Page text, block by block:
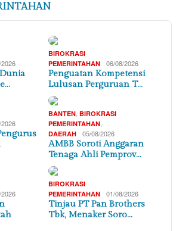
BIROKRASI
PEMERINTAHAN
06/08/2026
Penguatan Kompetensi
Lulusan Perguruan T…
BANTEN BIROKRASI
PEMERINTAHAN
DAERAH 05/08/2026
AMBB Soroti Anggaran
Tenaga Ahli Pemprov…
BIROKRASI
PEMERINTAHAN
01/08/2026
Tinjau PT Pan Brothers
Tbk, Menaker Soro…